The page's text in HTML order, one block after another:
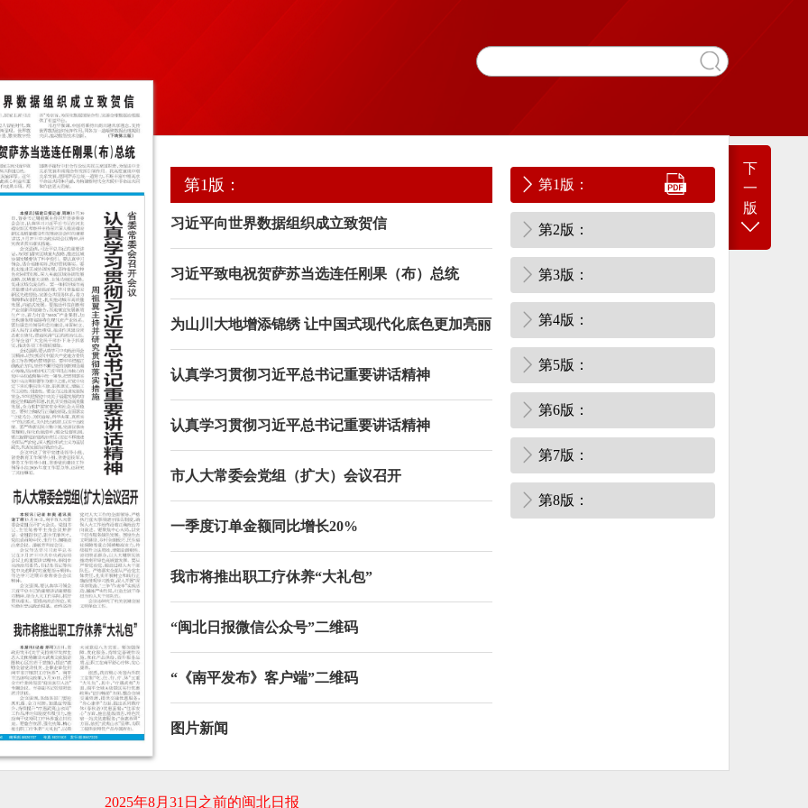
下
一
版
第1版：
习近平向世界数据组织成立致贺信
习近平致电祝贺萨苏当选连任刚果（布）总统
为山川大地增添锦绣 让中国式现代化底色更加亮丽
认真学习贯彻习近平总书记重要讲话精神
认真学习贯彻习近平总书记重要讲话精神
市人大常委会党组（扩大）会议召开
一季度订单金额同比增长20%
我市将推出职工疗休养“大礼包”
“闽北日报微信公众号”二维码
“《南平发布》客户端”二维码
图片新闻
第1版：
第2版：
第3版：
第4版：
第5版：
第6版：
第7版：
第8版：
2025年8月31日之前的闽北日报